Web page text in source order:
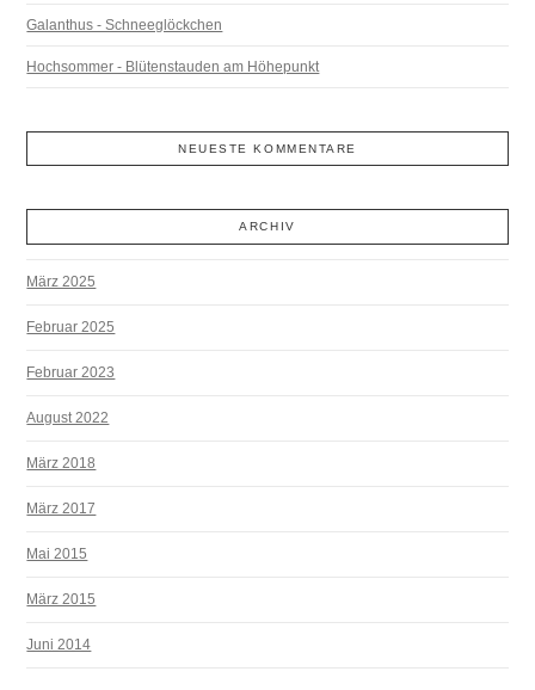
Galanthus - Schneeglöckchen
Hochsommer - Blütenstauden am Höhepunkt
NEUESTE KOMMENTARE
ARCHIV
März 2025
Februar 2025
Februar 2023
August 2022
März 2018
März 2017
Mai 2015
März 2015
Juni 2014